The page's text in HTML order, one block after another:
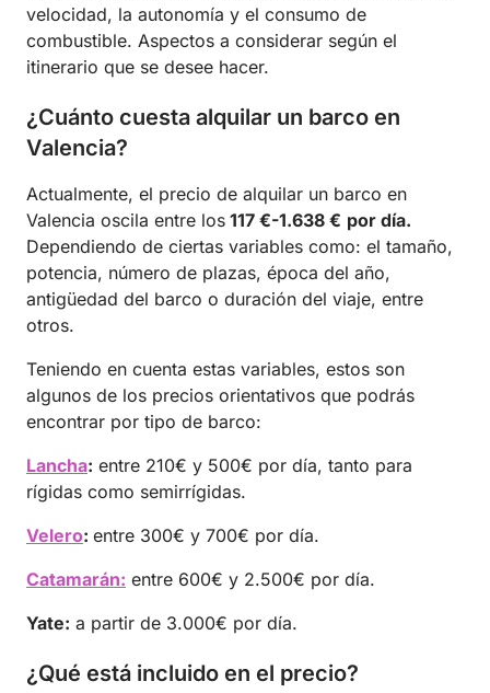
velocidad, la autonomía y el consumo de
combustible. Aspectos a considerar según el
itinerario que se desee hacer.
¿Cuánto cuesta alquilar un barco en
Valencia?
Actualmente, el precio de alquilar un barco en
Valencia oscila entre los 117 €-1.638 € por día.
Dependiendo de ciertas variables como: el tamaño,
potencia, número de plazas, época del año,
antigüedad del barco o duración del viaje, entre
otros.
Teniendo en cuenta estas variables, estos son
algunos de los precios orientativos que podrás
encontrar por tipo de barco:
Lancha: entre 210€ y 500€ por día, tanto para
rígidas como semirrígidas.
Velero: entre 300€ y 700€ por día.
Catamarán: entre 600€ y 2.500€ por día.
Yate: a partir de 3.000€ por día.
¿Qué está incluido en el precio?